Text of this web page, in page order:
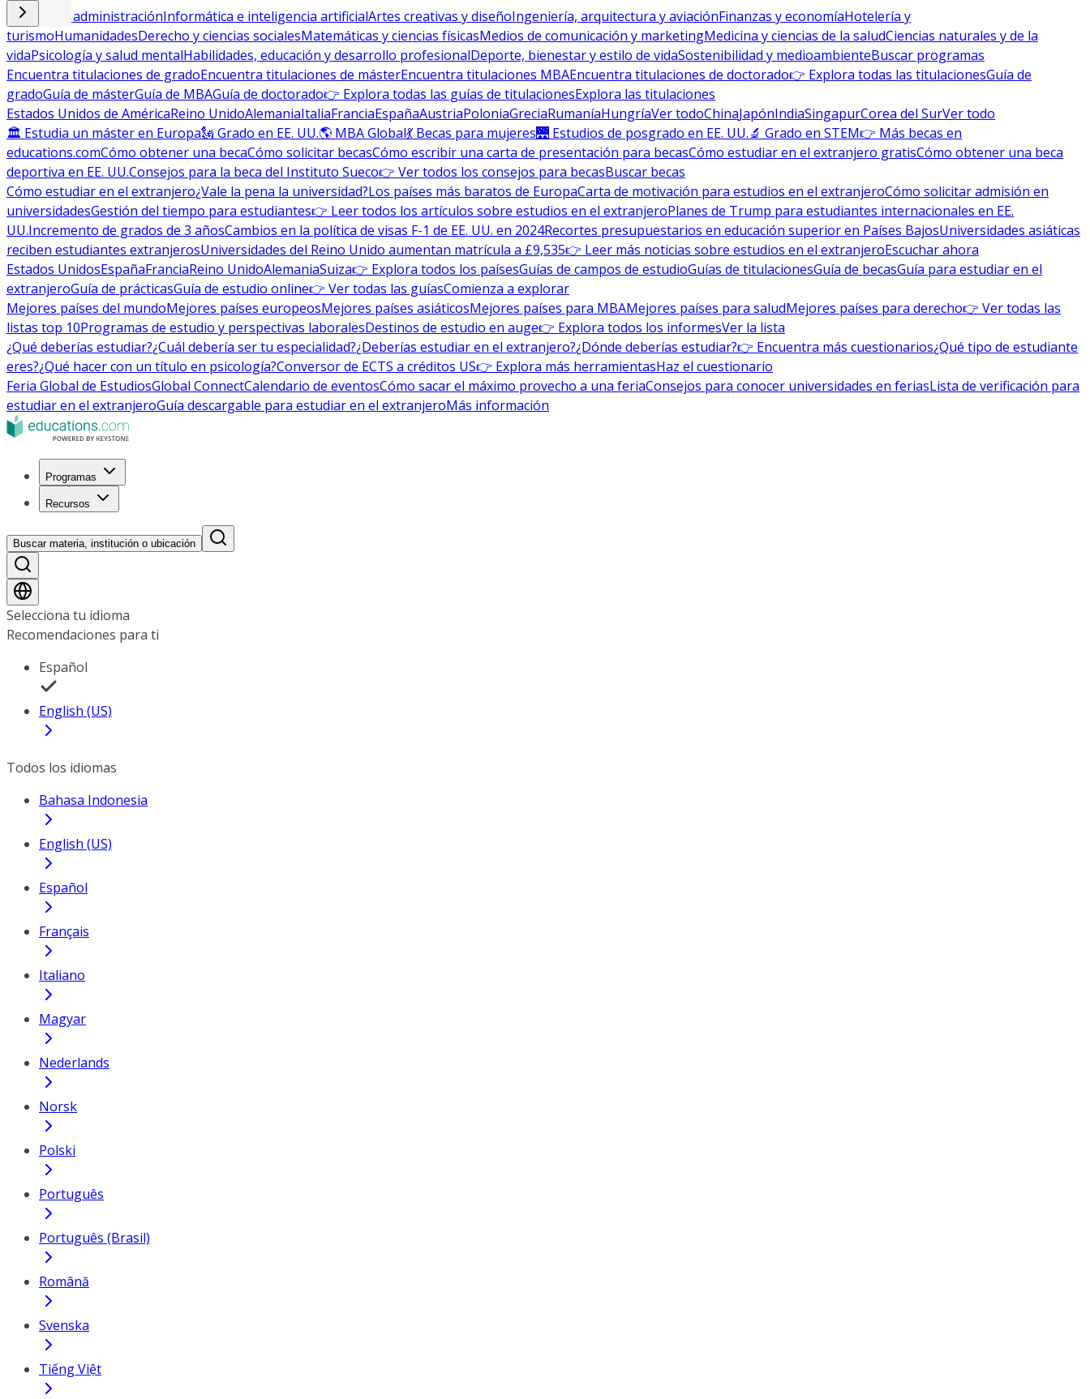
Empresa y administraciónInformática e inteligencia artificialArtes creativas y diseñoIngeniería, arquitectura y aviaciónFinanzas y economíaHotelería y
turismoHumanidadesDerecho y ciencias socialesMatemáticas y ciencias físicasMedios de comunicación y marketingMedicina y ciencias de la saludCiencias naturales y de la
vidaPsicología y salud mentalHabilidades, educación y desarrollo profesionalDeporte, bienestar y estilo de vidaSostenibilidad y medioambienteBuscar programas
Encuentra titulaciones de gradoEncuentra titulaciones de másterEncuentra titulaciones MBAEncuentra titulaciones de doctorado👉 Explora todas las titulacionesGuía de
gradoGuía de másterGuía de MBAGuía de doctorado👉 Explora todas las guías de titulacionesExplora las titulaciones
Estados Unidos de AméricaReino UnidoAlemaniaItaliaFranciaEspañaAustriaPoloniaGreciaRumaníaHungríaVer todoChinaJapónIndiaSingapurCorea del SurVer todo
🏛 Estudia un máster en Europa🗽 Grado en EE. UU.🌎 MBA Global💃 Becas para mujeres🌉 Estudios de posgrado en EE. UU.🔬 Grado en STEM👉 Más becas en
educations.comCómo obtener una becaCómo solicitar becasCómo escribir una carta de presentación para becasCómo estudiar en el extranjero gratisCómo obtener una beca
deportiva en EE. UU.Consejos para la beca del Instituto Sueco👉 Ver todos los consejos para becasBuscar becas
Cómo estudiar en el extranjero¿Vale la pena la universidad?Los países más baratos de EuropaCarta de motivación para estudios en el extranjeroCómo solicitar admisión en
universidadesGestión del tiempo para estudiantes👉 Leer todos los artículos sobre estudios en el extranjeroPlanes de Trump para estudiantes internacionales en EE.
UU.Incremento de grados de 3 añosCambios en la política de visas F-1 de EE. UU. en 2024Recortes presupuestarios en educación superior en Países BajosUniversidades asiáticas
reciben estudiantes extranjerosUniversidades del Reino Unido aumentan matrícula a £9,535👉 Leer más noticias sobre estudios en el extranjeroEscuchar ahora
Estados UnidosEspañaFranciaReino UnidoAlemaniaSuiza👉 Explora todos los paísesGuías de campos de estudioGuías de titulacionesGuía de becasGuía para estudiar en el
extranjeroGuía de prácticasGuía de estudio online👉 Ver todas las guíasComienza a explorar
Mejores países del mundoMejores países europeosMejores países asiáticosMejores países para MBAMejores países para saludMejores países para derecho👉 Ver todas las
listas top 10Programas de estudio y perspectivas laboralesDestinos de estudio en auge👉 Explora todos los informesVer la lista
¿Qué deberías estudiar?¿Cuál debería ser tu especialidad?¿Deberías estudiar en el extranjero?¿Dónde deberías estudiar?👉 Encuentra más cuestionarios¿Qué tipo de estudiante
eres?¿Qué hacer con un título en psicología?Conversor de ECTS a créditos US👉 Explora más herramientasHaz el cuestionario
Feria Global de EstudiosGlobal ConnectCalendario de eventosCómo sacar el máximo provecho a una feriaConsejos para conocer universidades en feriasLista de verificación para
estudiar en el extranjeroGuía descargable para estudiar en el extranjeroMás información
Programas
Recursos
Buscar materia, institución o ubicación
Selecciona tu idioma
Recomendaciones para ti
Español
English (US)
Todos los idiomas
Bahasa Indonesia
English (US)
Español
Français
Italiano
Magyar
Nederlands
Norsk
Polski
Português
Português (Brasil)
Română
Svenska
Tiếng Việt